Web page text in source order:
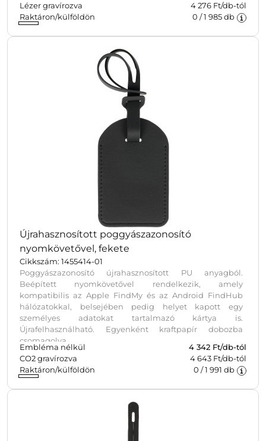
Lézer gravírozva
4 276 Ft/db-tól
Raktáron/külföldön
0 /1 985db
Újrahasznosított poggyászazonosító
nyomkövetővel, fekete
Cikkszám: 1455414-01
Poggyászazonosító újrahasznosított PU anyagból.
Beépített nyomkövetővel rendelkezik, amely
kompatibilis az Apple FindMy és az Android FindHub
hálózatokkal, belsejében pedig helyet kapott egy
személyes adatokat tartalmazó kártya is.
Újrafelhasználható. Egyenként kraftpapír dobozba
csomagolva.
Embléma nélkül 4 342 Ft/db-tól
CO2 gravírozva
4 643 Ft/db-tól
Raktáron/külföldön
0 /1 991 db